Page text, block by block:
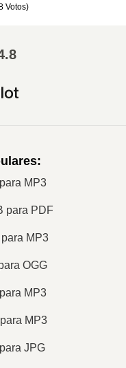
Votos)
:
MP3
para PDF
MP3
OGG
MP3
MP3
JPG